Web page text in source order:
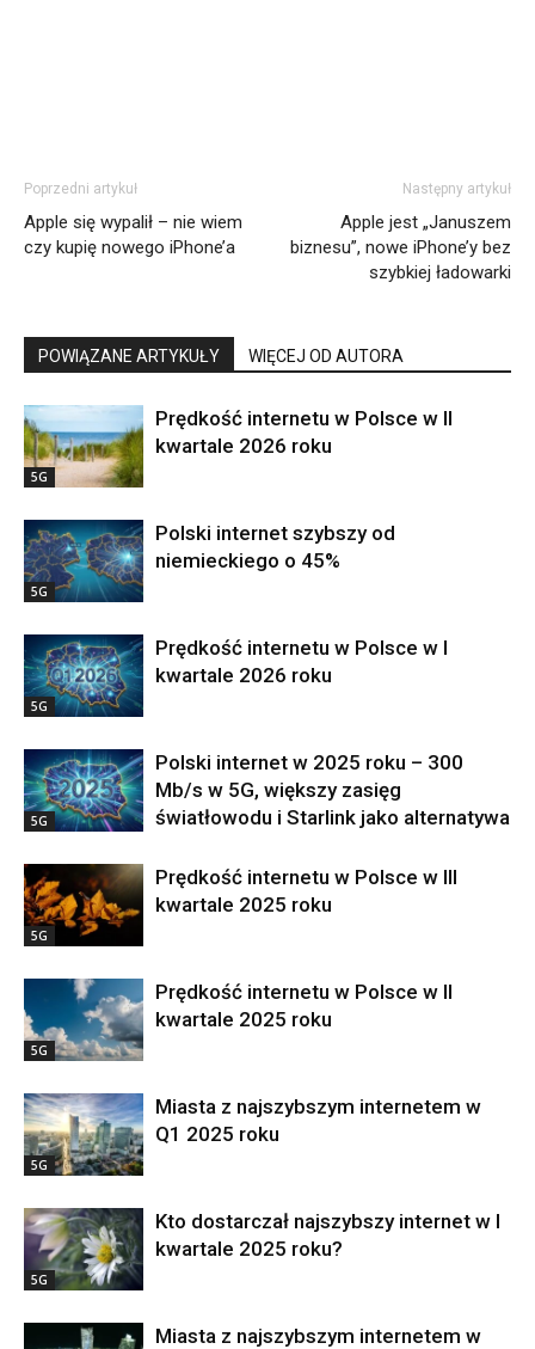
Poprzedni artykuł
Apple się wypalił – nie wiem
czy kupię nowego iPhone’a
Następny artykuł
Apple jest „Januszem
biznesu”, nowe iPhone’y bez
szybkiej ładowarki
POWIĄZANE ARTYKUŁY WIĘCEJ OD AUTORA
5G
Prędkość internetu w Polsce w II
kwartale 2026 roku
5G
Polski internet szybszy od
niemieckiego o 45%
5G
Prędkość internetu w Polsce w I
kwartale 2026 roku
5G
Polski internet w 2025 roku – 300
Mb/s w 5G, większy zasięg
światłowodu i Starlink jako alternatywa
5G
Prędkość internetu w Polsce w III
kwartale 2025 roku
5G
Prędkość internetu w Polsce w II
kwartale 2025 roku
5G
Miasta z najszybszym internetem w
Q1 2025 roku
5G
Kto dostarczał najszybszy internet w I
kwartale 2025 roku?
Miasta z najszybszym internetem w